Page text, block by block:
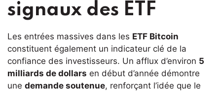
signaux des ETF
Les entrées massives dans les ETF Bitcoin
constituent également un indicateur clé de la
confiance des investisseurs. Un afflux d’environ 5
milliards de dollars en début d’année démontre
une demande soutenue, renforçant l’idée que le